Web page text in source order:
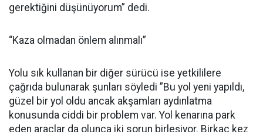
gerektiğini düşünüyorum” dedi.
“Kaza olmadan önlem alınmalı”
Yolu sık kullanan bir diğer sürücü ise yetkililere
çağrıda bulunarak şunları söyledi ”Bu yol yeni yapıldı,
güzel bir yol oldu ancak akşamları aydınlatma
konusunda ciddi bir problem var. Yol kenarına park
eden araçlar da olunca iki sorun birleşiyor. Birkaç kez